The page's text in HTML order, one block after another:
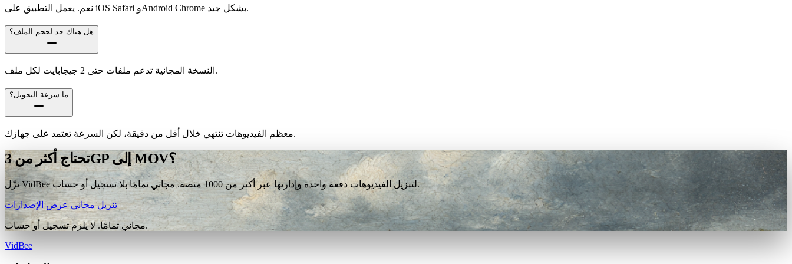
نعم. يعمل التطبيق على iOS Safari وAndroid Chrome بشكل جيد.
هل هناك حد لحجم الملف؟
النسخة المجانية تدعم ملفات حتى 2 جيجابايت لكل ملف.
ما سرعة التحويل؟
معظم الفيديوهات تنتهي خلال أقل من دقيقة، لكن السرعة تعتمد على جهازك.
تحتاج أكثر من 3GP إلى MOV؟
نزّل VidBee لتنزيل الفيديوهات دفعة واحدة وإدارتها عبر أكثر من 1000 منصة. مجاني تمامًا بلا تسجيل أو حساب.
تنزيل مجانيعرض الإصدارات
مجاني تمامًا. لا يلزم تسجيل أو حساب.
VidBee